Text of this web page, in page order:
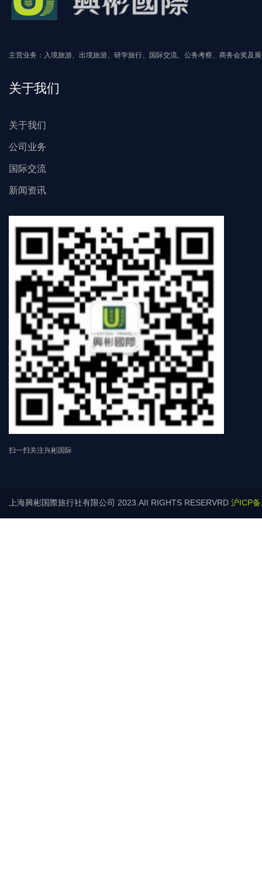
主营业务：入境旅游、出境旅游、研学旅行、国际交流、公务考察、商务会奖及
关于我们
关于我们
公司业务
国际交流
新闻资讯
扫一扫关注兴彬国际
上海興彬国際旅行社有限公司 2023.AII RIGHTS RESERVRD 沪ICP